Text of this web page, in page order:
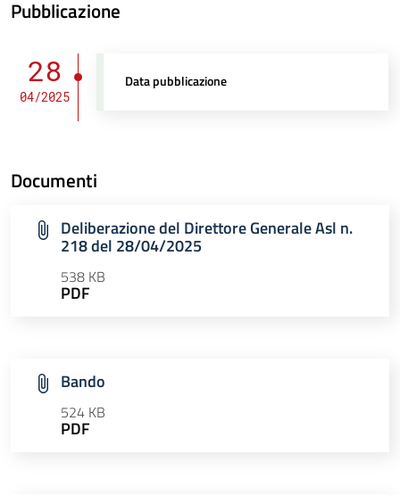
Pubblicazione
28
04/2025
Data pubblicazione
Documenti
Deliberazione del Direttore Generale Asl n.
218 del 28/04/2025
538 KB
PDF
Bando
524 KB
PDF